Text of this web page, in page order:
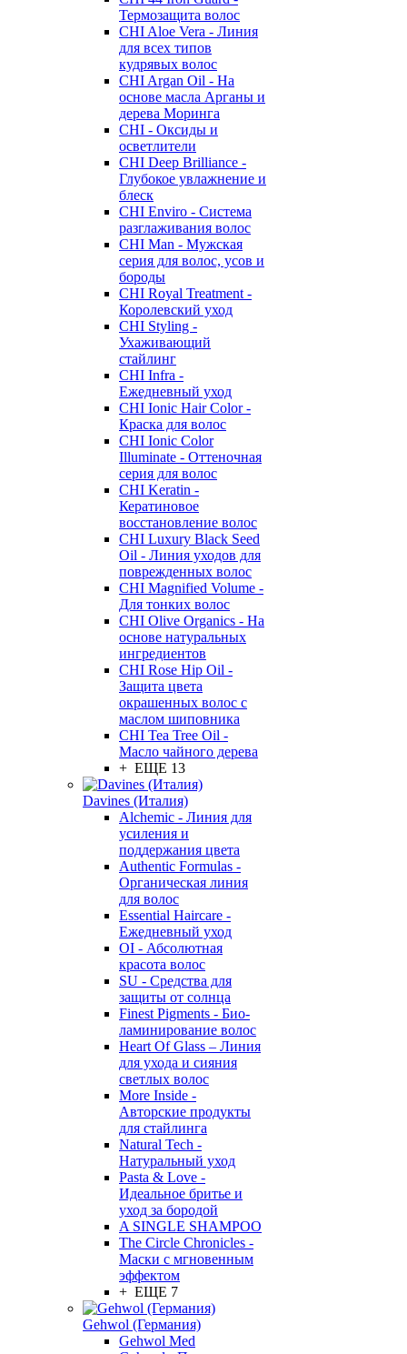
Термозащита волос
CHI Aloe Vera - Линия
для всех типов
кудрявых волос
CHI Argan Oil - На
основе масла Арганы и
дерева Моринга
CHI - Оксиды и
осветлители
CHI Deep Brilliance -
Глубокое увлажнение и
блеск
CHI Enviro - Система
разглаживания волос
CHI Man - Мужская
серия для волос, усов и
бороды
CHI Royal Treatment -
Королевский уход
CHI Styling -
Ухаживающий
стайлинг
CHI Infra -
Ежедневный уход
CHI Ionic Hair Color -
Краска для волос
CHI Ionic Color
Illuminate - Оттеночная
серия для волос
CHI Keratin -
Кератиновое
восстановление волос
CHI Luxury Black Seed
Oil - Линия уходов для
поврежденных волос
CHI Magnified Volume -
Для тонких волос
CHI Olive Organics - На
основе натуральных
ингредиентов
CHI Rose Hip Oil -
Защита цвета
окрашенных волос с
маслом шиповника
CHI Tea Tree Oil -
Масло чайного дерева
+ ЕЩЕ 13
Davines (Италия)
Alchemic - Линия для
усиления и
поддержания цвета
Authentic Formulas -
Органическая линия
для волос
Essential Haircare -
Eжедневный уход
OI - Абсолютная
красота волос
SU - Средства для
защиты от солнца
Finest Pigments - Био-
ламинирование волос
Heart Of Glass – Линия
для ухода и сияния
светлых волос
More Inside -
Авторские продукты
для стайлинга
Natural Tech -
Натуральный уход
Pasta & Love -
Идеальное бритье и
уход за бородой
A SINGLE SHAMPOO
The Circle Chronicles -
Маски с мгновенным
эффектом
+ ЕЩЕ 7
Gehwol (Германия)
Gehwol Med